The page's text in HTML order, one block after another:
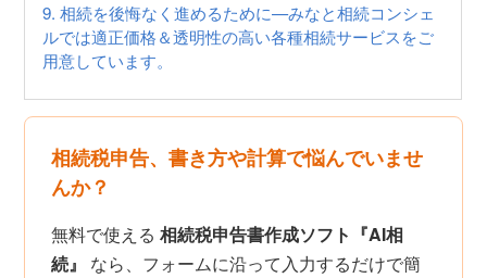
9. 相続を後悔なく進めるために—みなと相続コンシェ
ルでは適正価格＆透明性の高い各種相続サービスをご
用意しています。
相続税申告、書き方や計算で悩んでいませ
んか？
無料で使える相続税申告書作成ソフト『AI相
続』
なら、フォームに沿って入力するだけで簡